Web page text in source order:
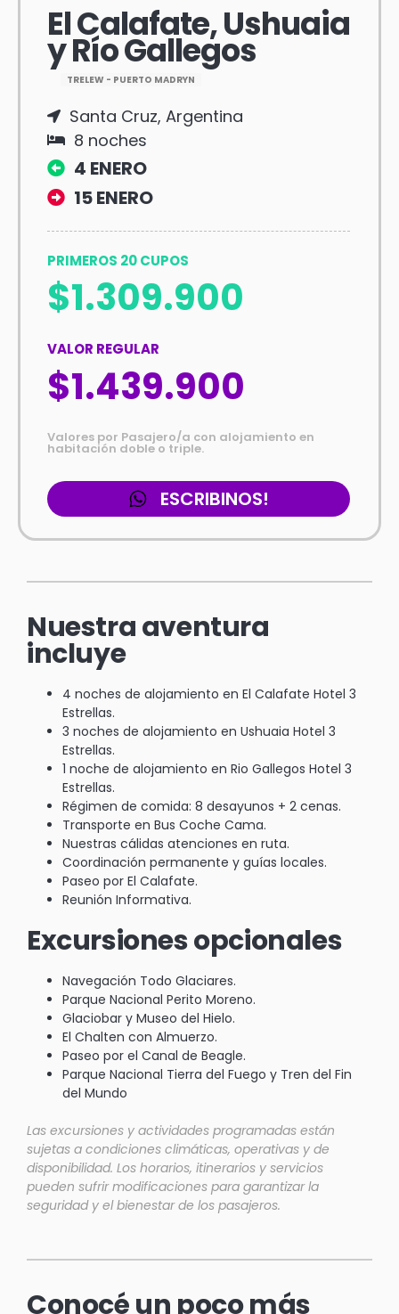
El Calafate, Ushuaia
y Río Gallegos
TRELEW - PUERTO MADRYN
Santa Cruz, Argentina
8 noches
4 ENERO
15 ENERO
PRIMEROS 20 CUPOS
$1.309.900
VALOR REGULAR
$1.439.900
Valores por Pasajero/a con alojamiento en
habitación doble o triple.
ESCRIBINOS!
Nuestra aventura
incluye
4 noches de alojamiento en El Calafate Hotel 3
Estrellas.
3 noches de alojamiento en Ushuaia Hotel 3
Estrellas.
1 noche de alojamiento en Rio Gallegos Hotel 3
Estrellas.
Régimen de comida: 8 desayunos + 2 cenas.
Transporte en Bus Coche Cama.
Nuestras cálidas atenciones en ruta.
Coordinación permanente y guías locales.
Paseo por El Calafate.
Reunión Informativa.
Excursiones opcionales
Navegación Todo Glaciares.
Parque Nacional Perito Moreno.
Glaciobar y Museo del Hielo.
El Chalten con Almuerzo.
Paseo por el Canal de Beagle.
Parque Nacional Tierra del Fuego y Tren del Fin
del Mundo
Las excursiones y actividades programadas están
sujetas a condiciones climáticas, operativas y de
disponibilidad. Los horarios, itinerarios y servicios
pueden sufrir modificaciones para garantizar la
seguridad y el bienestar de los pasajeros.
Conocé un poco más